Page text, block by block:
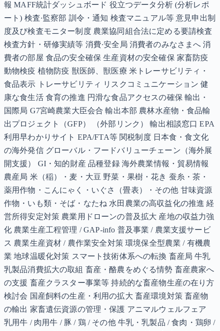
報 MAFF統計ダッシュボード 役立つデータ分析 (分析レポ
ート) 検査·監察部 訓令・通知 検査マニュアル等 意見申出制
度及び検査モニター制度 農業協同組合法に定める要請検査
検査方針・研修実績等 消費·安全局 消費者のみなさまへ 消
費者の部屋 食品の安全確保 生産資材の安全確保 家畜防疫
動物検疫 植物防疫 獣医師、獣医療 米トレーサビリティ・
食品表示 トレーサビリティ リスクコミュニケーション 健
康な食生活 食育の推進 円滑な食品アクセスの確保 輸出・
国際局 G7宮崎農業大臣会合 輸出本部 農林水産物・食品輸
出プロジェクト（GFP） （外部リンク） 輸出相談窓口 EPA
利用早わかりサイト EPA/FTA等 関税制度 日本食・食文化
の海外発信 グローバル・フードバリューチェーン（海外展
開支援） GI・知的財産 品種登録 海外農業情報・貿易情報
農産局 米（稲）・麦・大豆 野菜・果樹・花き 蚕糸・茶・
薬用作物・こんにゃく・いぐさ（畳表）・その他 甘味資源
作物・いも類・そば・なたね 水田農業の高収益化の推進 経
営所得安定対策 農業用ドローンの普及拡大 産地の収益力強
化 農業生産工程管理 / GAP-info 普及事業 / 農業支援サービ
ス 農業生産資材 / 農作業安全対策 環境保全型農業 / 有機農
業 地球温暖化対策 スマート技術体系への転換 畜産局 牛乳
乳製品消費拡大の取組 畜産・酪農をめぐる情勢 畜産農家へ
の支援 畜産クラスター事業等 持続的な畜産物生産の在り方
検討会 国産飼料の生産・利用の拡大 畜産環境対策 畜産物
の輸出 家畜遺伝資源の管理・保護 アニマルウェルフェア
乳用牛 / 肉用牛 / 豚 / 鶏 / その他 牛乳・乳製品 / 食肉・鶏卵 /